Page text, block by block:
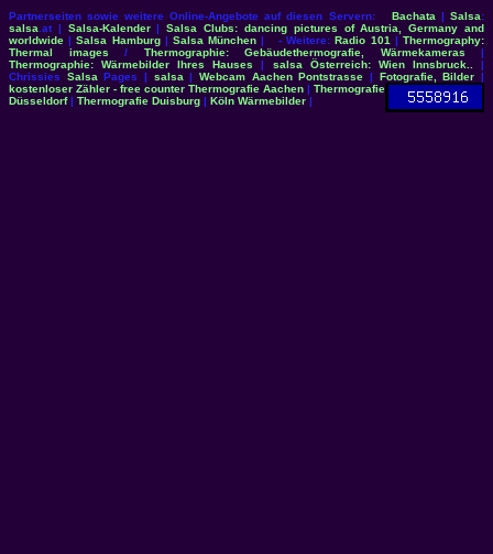
Partnerseiten sowie weitere Online-Angebote auf diesen Servern: Bachata |Salsa:
salsa .at | Salsa-Kalender|Salsa Clubs: dancing pictures of Austria, Germany and
worldwide |Salsa Hamburg|Salsa München | - Weitere:Radio 101 |Thermography:
Thermal images / Thermographie: Gebäudethermografie, Wärmekameras |
Thermographie: Wärmebilder Ihres Hauses
| salsa Österreich: Wien Innsbruck..
|
Chrissies Salsa Pages | salsa |Webcam Aachen Pontstrasse | Fotografie, Bilder |
kostenloser Zähler - free counter Thermografie Aachen | Thermografie
Düsseldorf| Thermografie Duisburg | Köln Wärmebilder |